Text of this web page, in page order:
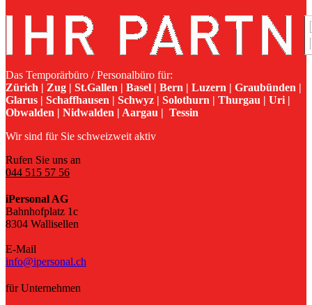
Das Temporärbüro / Personalbüro für:
Zürich | Zug | St.Gallen | Basel | Bern | Luzern | Graubünden |
Glarus | Schaffhausen | Schwyz | Solothurn | Thurgau | Uri |
Obwalden | Nidwalden | Aargau | Tessin
Wir sind für Sie schweizweit aktiv
Rufen Sie uns an
044 515 57 56
iPersonal AG
Bahnhofplatz 1c
8304 Wallisellen
E-Mail
info@ipersonal.ch
für Unternehmen